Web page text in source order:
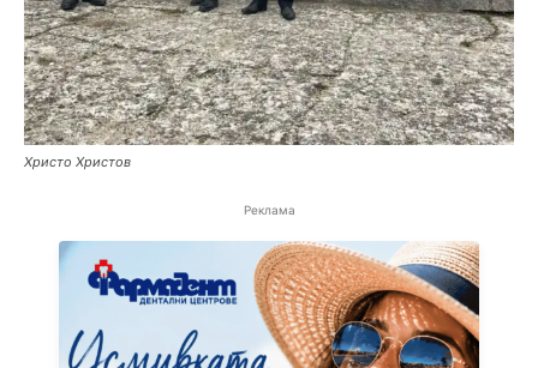
Христо Христов
Реклама